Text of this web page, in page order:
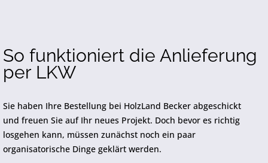
Sie haben Ihre Bestellung bei HolzLand Becker abgeschickt
und freuen Sie auf Ihr neues Projekt. Doch bevor es richtig
losgehen kann, müssen zunächst noch ein paar
organisatorische Dinge geklärt werden.
So funktioniert die Anlieferung
per LKW